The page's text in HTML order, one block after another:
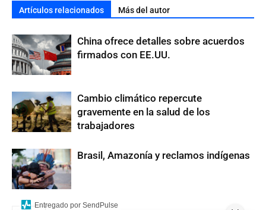
Artículos relacionados Más del autor
China ofrece detalles sobre acuerdos
firmados con EE.UU.
Cambio climático repercute
gravemente en la salud de los
trabajadores
Brasil, Amazonía y reclamos indígenas
Entregado por SendPulse